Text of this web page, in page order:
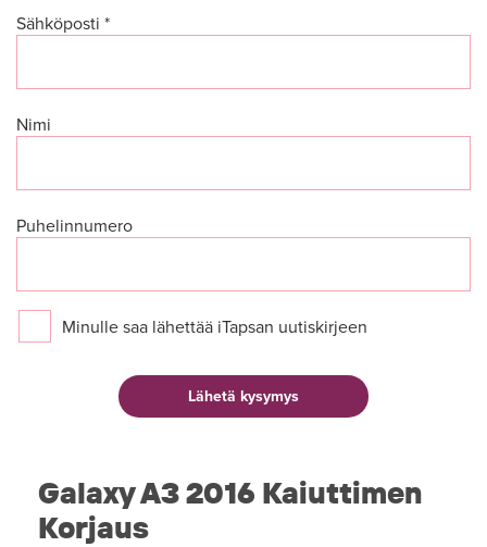
Sähköposti *
Nimi
Puhelinnumero
Minulle saa lähettää iTapsan uutiskirjeen
Galaxy A3 2016 Kaiuttimen
Korjaus